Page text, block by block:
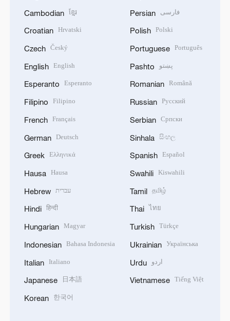
Cambodian ខ្មែរ
Croatian Hrvatski
Czech Český
English English
Esperanto Esperanto
Filipino Filipino
French Français
German Deutsch
Greek Ελληνικά
Hausa Hausa
Hebrew עברית
Hindi हिन्दी
Hungarian Magyar
Indonesian Bahasa Indonesia
Italian Italiano
Japanese 日本語
Korean 한국어
Persian فارسی
Polish Polski
Portuguese Português
Pashto پښتو
Romanian Română
Russian Русский
Serbian Српски
Sinhala සිංහල
Spanish Español
Swahili Kiswahili
Tamil தமிழ்
Thai ไทย
Turkish Türkçe
Ukrainian Українська
Urdu اردو
Vietnamese Tiếng Việt